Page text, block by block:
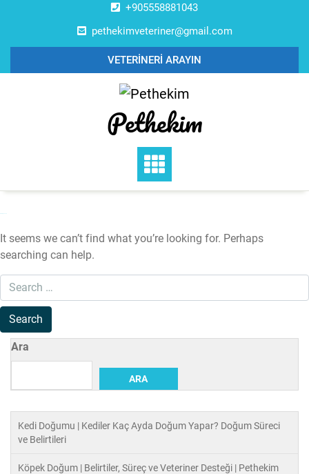
+905558881043
pethekimveteriner@gmail.com
VETERİNERİ ARAYIN
Pethekim
It seems we can’t find what you’re looking for. Perhaps
searching can help.
Ara
ARA
Kedi Doğumu | Kediler Kaç Ayda Doğum Yapar? Doğum Süreci
ve Belirtileri
Köpek Doğum | Belirtiler, Süreç ve Veteriner Desteği | Pethekim